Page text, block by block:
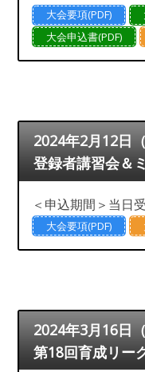
大会要項(PDF)
大会申込書(PDF)
2024年2月12日
登録者講習会＆
＜申込期間＞当日
大会要項(PDF)
2024年3月16日（
第18回育成リー